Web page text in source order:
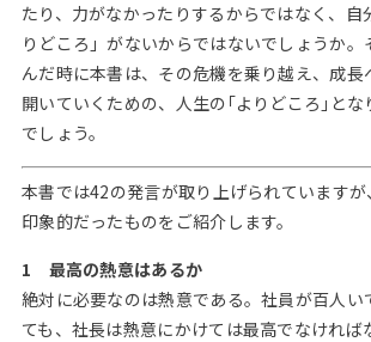
たり、力がなかったりするからではなく、自
りどころ」がないからではないでしょうか
んだ時に本書は、その危機を乗り越え、成長
開いていくための、人生の｢よりどころ｣とな
でしょう。
本書では42の発言が取り上げられています
印象的だったものをご紹介します。
1 最高の熱意はあるか
絶対に必要なのは熱意である。社員が百人い
ても、社長は熱意にかけては最高でなければ